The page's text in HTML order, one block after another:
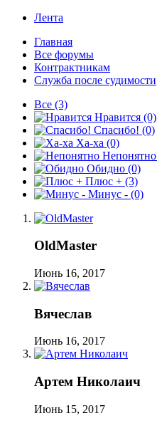
Лента
Главная
Все форумы
Контрактникам
Служба после судимости
Все (3)
Нравится (0)
Спасибо! (0)
Ха-ха (0)
Непонятно
Обидно (0)
Плюс + (3)
Минус - (0)
OldMaster
Июнь 16, 2017
Вячеслав
Июнь 16, 2017
Артем Николаич
Июнь 15, 2017